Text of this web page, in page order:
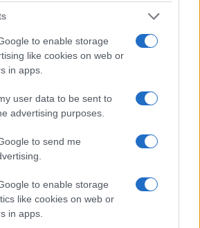
to enable storage
like cookies on web or
in apps.
user data to be sent to
advertising purposes.
to send me
to enable storage
like cookies on web or
in apps.
a rendőr természetes
politikusok közül
meg az ügyben.
Obama örökségét akarja